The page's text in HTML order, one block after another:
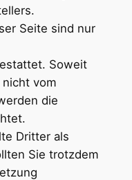
Seite sind nur
Soweit
vom
die
Dritter als
Sie trotzdem